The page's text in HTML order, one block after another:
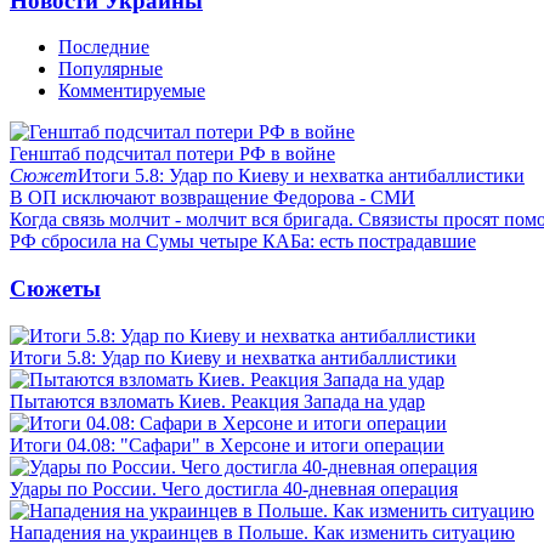
Последние
Популярные
Комментируемые
Генштаб подсчитал потери РФ в войне
СюжетИтоги 5.8: Удар по Киеву и нехватка антибаллистики
В ОП исключают возвращение Федорова - СМИ
Когда связь молчит - молчит вся бригада. Связисты просят
РФ сбросила на Сумы четыре КАБа: есть пострадавшие
Сюжеты
Итоги 5.8: Удар по Киеву и нехватка антибаллистики
Пытаются взломать Киев. Реакция Запада на удар
Итоги 04.08: "Сафари" в Херсоне и итоги операции
Удары по России. Чего достигла 40-дневная операция
Нападения на украинцев в Польше. Как изменить ситуацию